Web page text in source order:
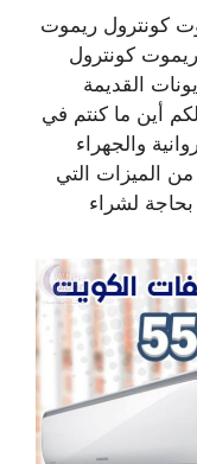
كونترول ريموت
كونترول
القديمة
أين ما كنتم في
والجهراء
من الميزات التي
لشراء